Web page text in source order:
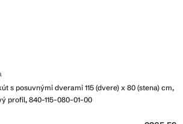
s posuvnými dverami 115 (dvere) x 80 (stena) cm,
profil, 840-115-080-01-00